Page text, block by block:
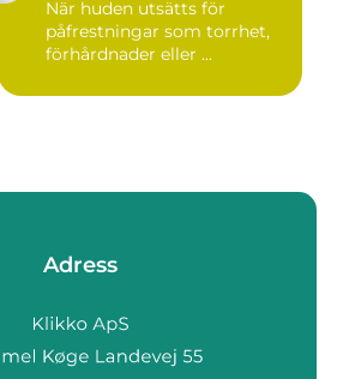
När huden utsätts för
påfrestningar som torrhet,
förhårdnader eller ...
Adress